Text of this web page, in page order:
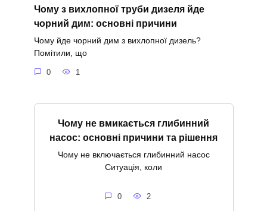
Чому з вихлопної труби дизеля йде
чорний дим: основні причини
Чому йде чорний дим з вихлопної дизель?
Помітили, що
0 1
Чому не вмикається глибинний
насос: основні причини та рішення
Чому не включається глибинний насос
Ситуація, коли
0 2